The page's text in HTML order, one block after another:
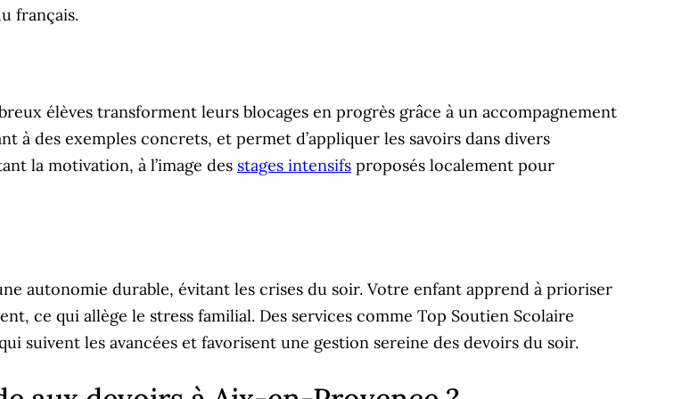
français.
élèves transforment leurs blocages en progrès grâce à un accompagnement
à des exemples concrets, et permet d’appliquer les savoirs dans divers
la motivation, à l’image des stages intensifs proposés localement pour
autonomie durable, évitant les crises du soir. Votre enfant apprend à prioriser
ce qui allège le stress familial. Des services comme Top Soutien Scolaire
les avancées et favorisent une gestion sereine des devoirs du soir.